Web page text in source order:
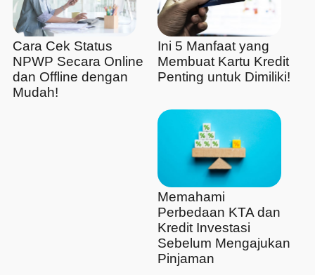
Cara Cek Status
NPWP Secara Online
dan Offline dengan
Mudah!
Ini 5 Manfaat yang
Membuat Kartu Kredit
Penting untuk Dimiliki!
Memahami
Perbedaan KTA dan
Kredit Investasi
Sebelum Mengajukan
Pinjaman